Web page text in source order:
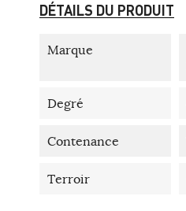
DÉTAILS DU PRODUIT
Marque
Degré
Contenance
Terroir